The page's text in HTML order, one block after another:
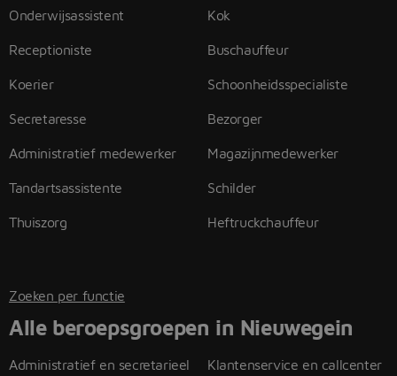
Onderwijsassistent
Receptioniste
Koerier
Secretaresse
Administratief medewerker
Tandartsassistente
Thuiszorg
Kok
Buschauffeur
Schoonheidsspecialiste
Bezorger
Magazijnmedewerker
Schilder
Heftruckchauffeur
Zoeken per functie
Alle beroepsgroepen in Nieuwegein
Administratief en secretarieel Klantenservice en callcenter